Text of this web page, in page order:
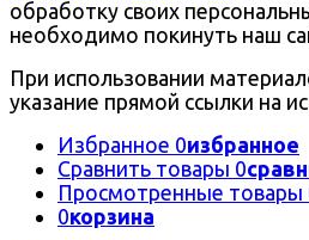
обработку своих
необходимо покинуть наш
При использовании
указание прямой ссылки на
Избранное 0избранное
Сравнить товары 0
Просмотренные товары
0корзина